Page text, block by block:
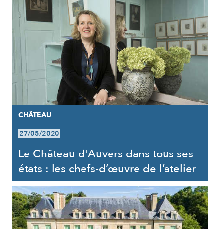
CHÂTEAU
27/05/2020
Le Château d'Auvers dans tous ses
états : les chefs-d’œuvre de l’atelier